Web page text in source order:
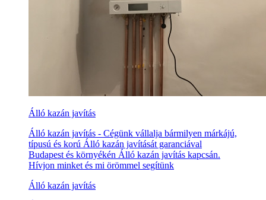
Álló kazán javítás
Álló kazán javítás - Cégünk vállalja bármilyen márkájú,
típusú és korú Álló kazán javítását garanciával
Budapest és környékén Álló kazán javítás kapcsán.
Hívjon minket és mi örömmel segítünk
Álló kazán javítás